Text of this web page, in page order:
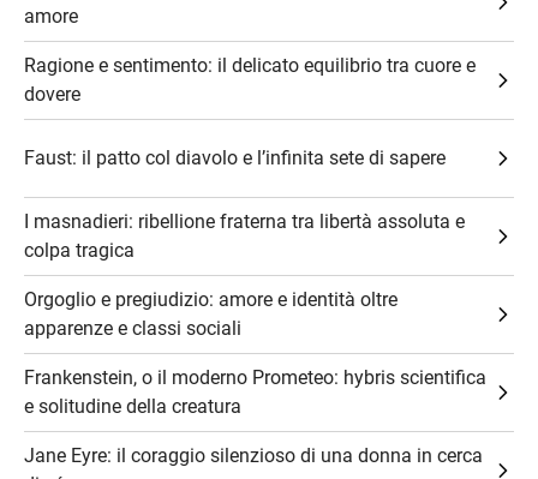
amore
Ragione e sentimento: il delicato equilibrio tra cuore e
dovere
Faust: il patto col diavolo e l’infinita sete di sapere
I masnadieri: ribellione fraterna tra libertà assoluta e
colpa tragica
Orgoglio e pregiudizio: amore e identità oltre
apparenze e classi sociali
Frankenstein, o il moderno Prometeo: hybris scientifica
e solitudine della creatura
Jane Eyre: il coraggio silenzioso di una donna in cerca